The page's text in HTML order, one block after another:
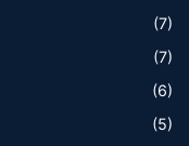
(7)
(7)
(6)
(5)